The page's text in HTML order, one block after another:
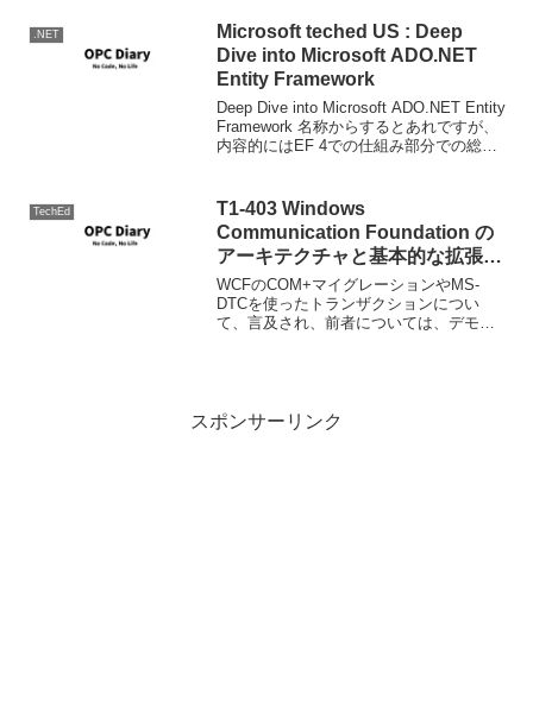
い時期からずれてくれたのだ...
.NET
Microsoft teched US : Deep
Dive into Microsoft ADO.NET
Entity Framework
Deep Dive into Microsoft ADO.NET Entity
Framework 名称からするとあれですが、
内容的にはEF 4での仕組み部分での総括
て...
TechEd
T1-403 Windows
Communication Foundation の
アーキテクチャと基本的な拡張方
法
WCFのCOM+マイグレーションやMS-
DTCを使ったトランザクションについ
て、言及され、前者については、デモも
スポンサーリンク